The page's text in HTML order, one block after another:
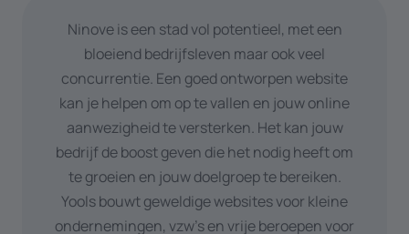
Ninove is een stad vol potentieel, met een
bloeiend bedrijfsleven maar ook veel
concurrentie. Een goed ontworpen website
kan je helpen om op te vallen en jouw online
aanwezigheid te versterken. Het kan jouw
bedrijf de boost geven die het nodig heeft om
te groeien en jouw doelgroep te bereiken.
Yools bouwt geweldige websites voor kleine
ondernemingen, vzw’s en vrije beroepen voor